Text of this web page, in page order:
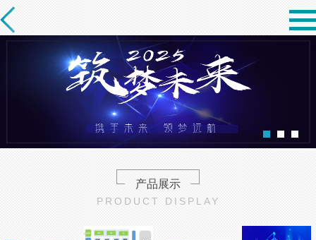
产品展示
PRODUCT DISPLAY